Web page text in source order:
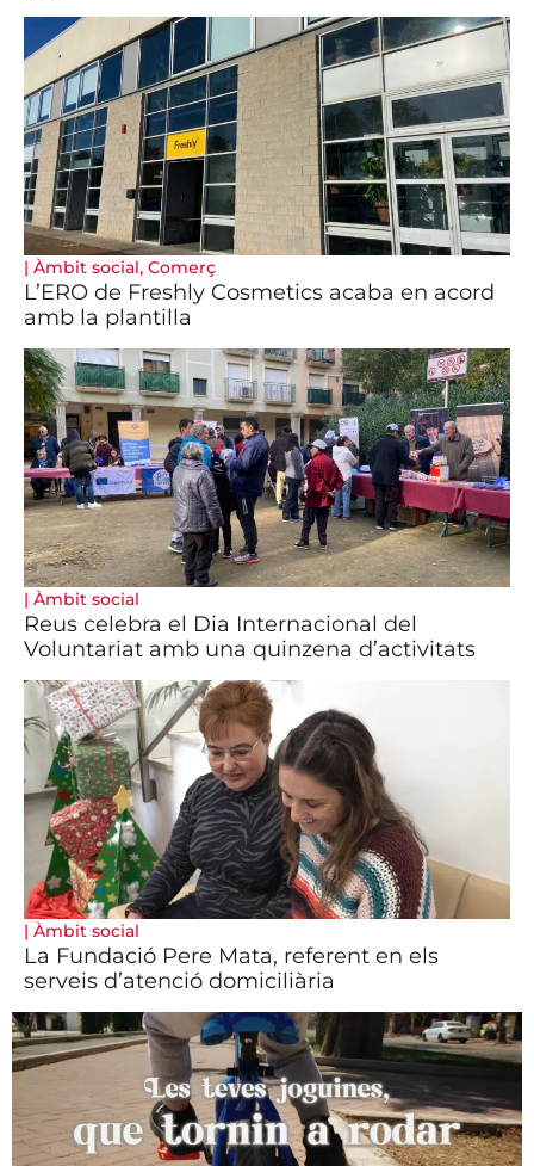
| Àmbit social, Comerç
L’ERO de Freshly Cosmetics acaba en acord
amb la plantilla
| Àmbit social
Reus celebra el Dia Internacional del
Voluntariat amb una quinzena d’activitats
| Àmbit social
La Fundació Pere Mata, referent en els
serveis d’atenció domiciliària